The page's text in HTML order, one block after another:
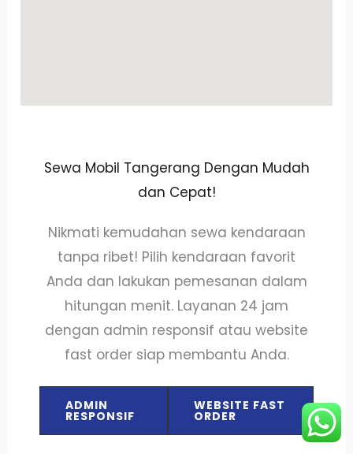
Sewa Mobil Tangerang Dengan Mudah
dan Cepat!
Nikmati kemudahan sewa kendaraan
tanpa ribet! Pilih kendaraan favorit
Anda dan lakukan pemesanan dalam
hitungan menit. Layanan 24 jam
dengan admin responsif atau website
fast order siap membantu Anda.
ADMIN
RESPONSIF
WEBSITE FAST
ORDER